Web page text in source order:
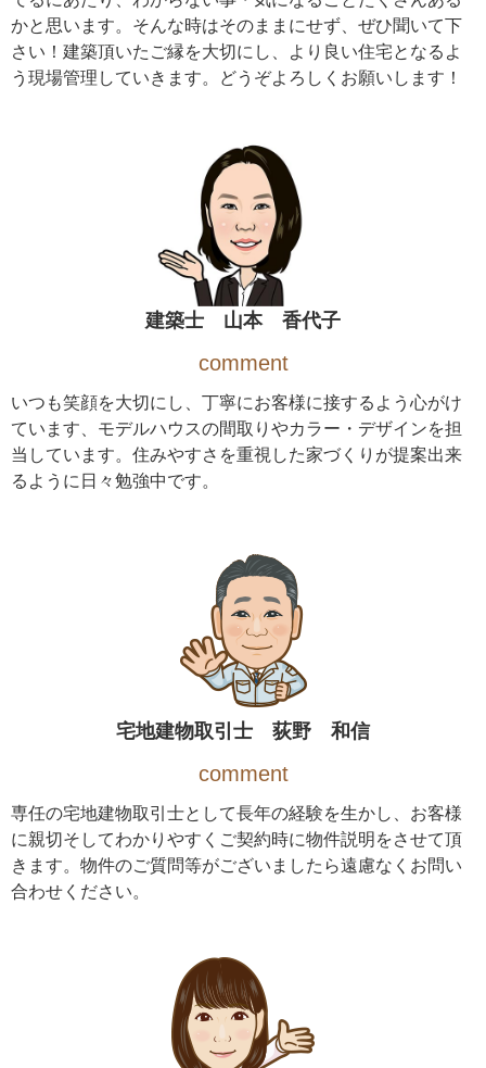
かと思います。そんな時はそのままにせず、ぜひ聞いて下
さい！建築頂いたご縁を大切にし、より良い住宅となるよ
う現場管理していきます。どうぞよろしくお願いします！
建築士 山本 香代子
comment
いつも笑顔を大切にし、丁寧にお客様に接するよう心がけ
ています、モデルハウスの間取りやカラー・デザインを担
当しています。住みやすさを重視した家づくりが提案出来
るように日々勉強中です。
宅地建物取引士 荻野 和信
comment
専任の宅地建物取引士として長年の経験を生かし、お客様
に親切そしてわかりやすくご契約時に物件説明をさせて頂
きます。物件のご質問等がございましたら遠慮なくお問い
合わせください。